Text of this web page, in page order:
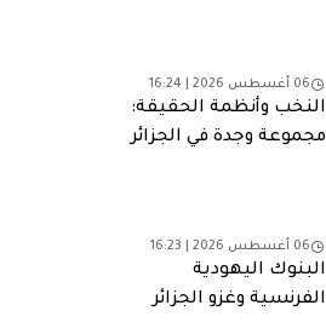
06 أغسطس 2026 | 16:24
النخب وأنظمة الحقيقة:
مجموعة وجدة في الجزائر
06 أغسطس 2026 | 16:23
البنوك اليهودية
الفرنسية وغزو الجزائر